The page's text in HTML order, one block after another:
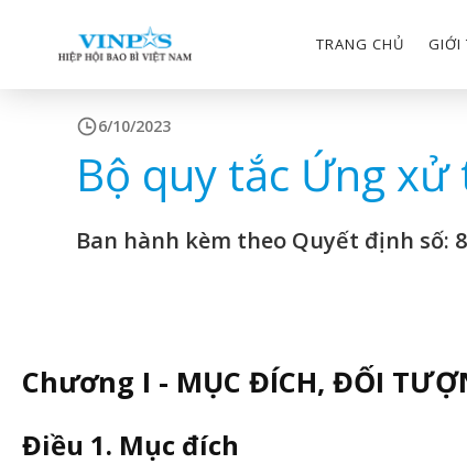
TRANG CHỦ GIỚI
6/10/2023
Bộ quy tắc Ứng
Ban hành kèm theo Quyết định số:
Chương I - MỤC ĐÍCH, ĐỐI
Điều 1. Mục đích